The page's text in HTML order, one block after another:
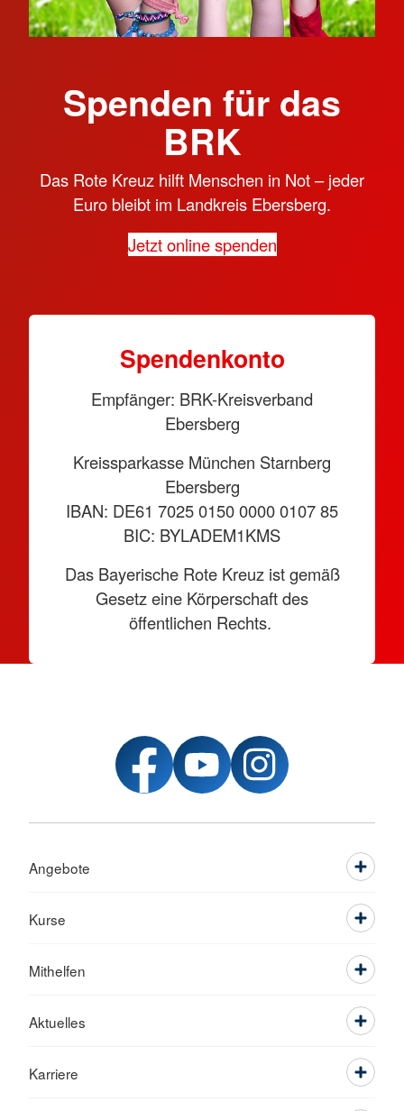
Spenden für das
BRK
Das Rote Kreuz hilft Menschen in Not – jeder
Euro bleibt im Landkreis Ebersberg.
Jetzt online spenden
Spendenkonto
Empfänger: BRK-Kreisverband
Ebersberg
Kreissparkasse München Starnberg
Ebersberg
IBAN: DE61 7025 0150 0000 0107 85
BIC: BYLADEM1KMS
Das Bayerische Rote Kreuz ist gemäß
Gesetz eine Körperschaft des
öffentlichen Rechts.
Angebote
Kurse
Mithelfen
Aktuelles
Karriere